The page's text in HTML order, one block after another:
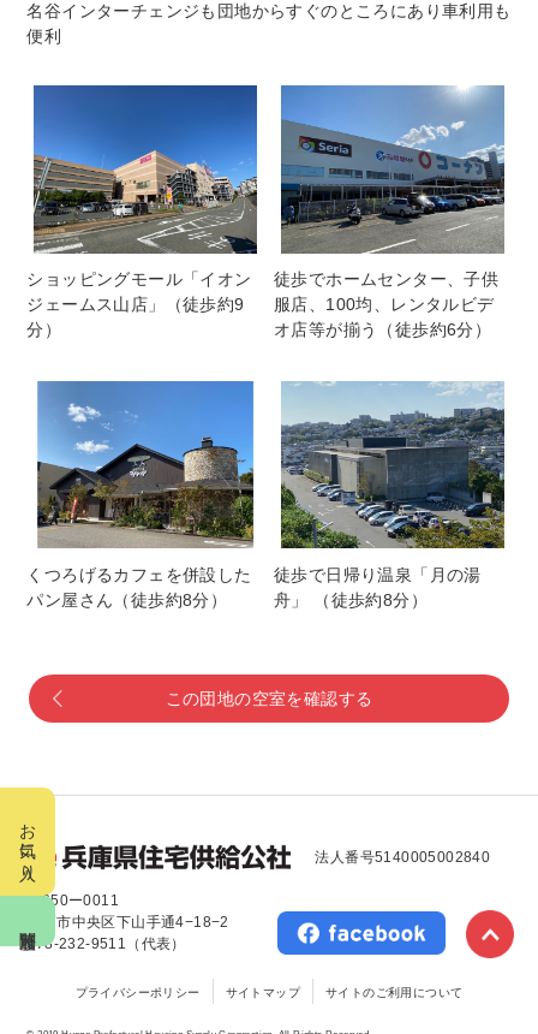
お気に入り
名谷インターチェンジも団地からすぐのところにあり車利用も
便利
ショッピングモール「イオン
ジェームス山店」（徒歩約9
分）
徒歩でホームセンター、子供
服店、100均、レンタルビデ
オ店等が揃う（徒歩約6分）
くつろげるカフェを併設した
パン屋さん（徒歩約8分）
徒歩で日帰り温泉「月の湯
舟」 （徒歩約8分）
この団地の空室を確認する
法人番号5140005002840
〒650ー0011
神戸市中央区下山手通4−18−2
078-232-9511（代表）
プライバシーポリシー サイトマップ サイトのご利用について